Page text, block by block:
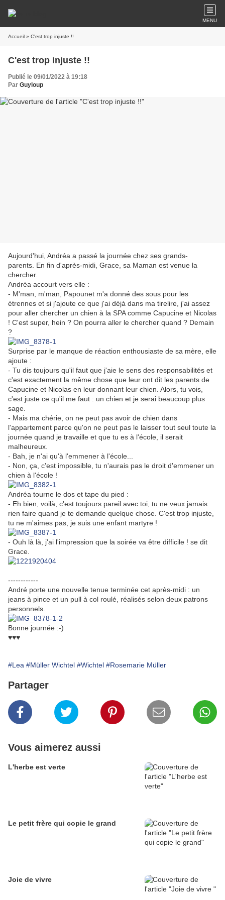
MENU
Accueil » C'est trop injuste !!
C'est trop injuste !!
Publié le 09/01/2022 à 19:18
Par Guyloup
Aujourd'hui, Andréa a passé la journée chez ses grands-
parents. En fin d'après-midi, Grace, sa Maman est venue la
chercher.
Andréa accourt vers elle :
- M'man, m'man, Papounet m'a donné des sous pour les
étrennes et si j'ajoute ce que j'ai déjà dans ma tirelire, j'ai assez
pour aller chercher un chien à la SPA comme Capucine et Nicolas
! C'est super, hein ? On pourra aller le chercher quand ? Demain
?
Surprise par le manque de réaction enthousiaste de sa mère, elle
ajoute :
- Tu dis toujours qu'il faut que j'aie le sens des responsabilités et
c'est exactement la même chose que leur ont dit les parents de
Capucine et Nicolas en leur donnant leur chien. Alors, tu vois,
c'est juste ce qu'il me faut : un chien et je serai beaucoup plus
sage.
- Mais ma chérie, on ne peut pas avoir de chien dans
l'appartement parce qu'on ne peut pas le laisser tout seul toute la
journée quand je travaille et que tu es à l'école, il serait
malheureux.
- Bah, je n'ai qu'à l'emmener à l'école...
- Non, ça, c'est impossible, tu n'aurais pas le droit d'emmener un
chien à l'école !
Andréa tourne le dos et tape du pied :
- Eh bien, voilà, c'est toujours pareil avec toi, tu ne veux jamais
rien faire quand je te demande quelque chose. C'est trop injuste,
tu ne m'aimes pas, je suis une enfant martyre !
- Ouh là là, j'ai l'impression que la soirée va être difficile ! se dit
Grace.
------------
André porte une nouvelle tenue terminée cet après-midi : un
jeans à pince et un pull à col roulé, réalisés selon deux patrons
personnels.
Bonne journée :-)
♥♥♥
#Lea #Müller Wichtel #Wichtel #Rosemarie Müller
Partager
Vous aimerez aussi
L'herbe est verte
Le petit frère qui copie le grand
Joie de vivre